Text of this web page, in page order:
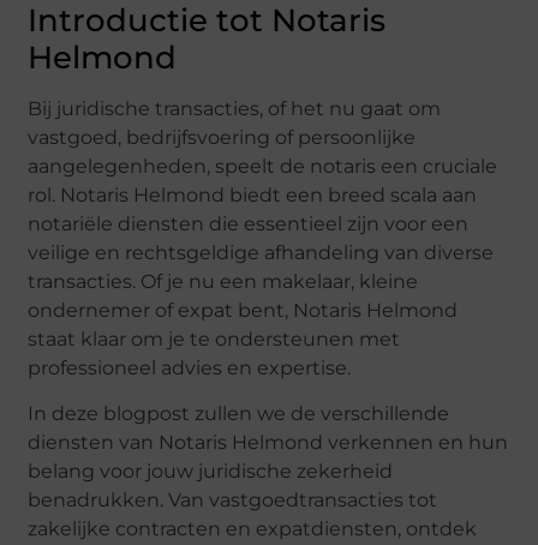
Introductie tot Notaris
Helmond
Bij juridische transacties, of het nu gaat om
vastgoed, bedrijfsvoering of persoonlijke
aangelegenheden, speelt de notaris een cruciale
rol. Notaris Helmond biedt een breed scala aan
notariële diensten die essentieel zijn voor een
veilige en rechtsgeldige afhandeling van diverse
transacties. Of je nu een makelaar, kleine
ondernemer of expat bent, Notaris Helmond
staat klaar om je te ondersteunen met
professioneel advies en expertise.
In deze blogpost zullen we de verschillende
diensten van Notaris Helmond verkennen en hun
belang voor jouw juridische zekerheid
benadrukken. Van vastgoedtransacties tot
zakelijke contracten en expatdiensten, ontdek